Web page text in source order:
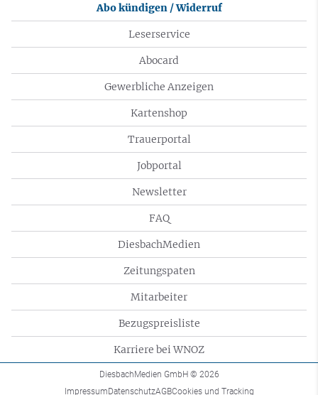
Abo kündigen / Widerruf
Leserservice
Abocard
Gewerbliche Anzeigen
Kartenshop
Trauerportal
Jobportal
Newsletter
FAQ
DiesbachMedien
Zeitungspaten
Mitarbeiter
Bezugspreisliste
Karriere bei WNOZ
DiesbachMedien GmbH © 2026
ImpressumDatenschutzAGBCookies und Tracking